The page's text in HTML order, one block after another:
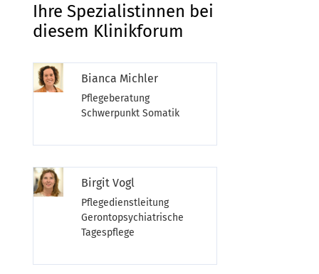
Ihre Spezialistinnen bei
diesem Klinikforum
Bianca Michler
Pflegeberatung
Schwerpunkt Somatik
Birgit Vogl
Pflegedienstleitung
Gerontopsychiatrische
Tagespflege